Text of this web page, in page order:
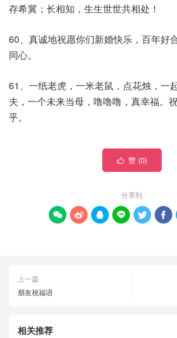
存希冀；长相知，生生世世共相处！
60、真诚地祝愿你们新婚快乐，百年好
同心。
61、一纸老虎，一米老鼠，点花烛，一
夫，一个未来当母，噜噜噜，真幸福。
乎。
 赞 (0)
分享到
     
上一篇
朋友祝福语
相关推荐